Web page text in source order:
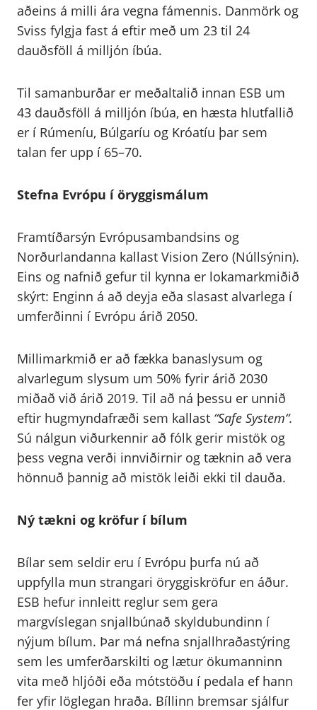
aðeins á milli ára vegna fámennis. Danmörk og
Sviss fylgja fast á eftir með um 23 til 24
dauðsföll á milljón íbúa.
Til samanburðar er meðaltalið innan ESB um
43 dauðsföll á milljón íbúa, en hæsta hlutfallið
er í Rúmeníu, Búlgaríu og Króatíu þar sem
talan fer upp í 65–70.
Stefna Evrópu í öryggismálum
Framtíðarsýn Evrópusambandsins og
Norðurlandanna kallast Vision Zero (Núllsýnin).
Eins og nafnið gefur til kynna er lokamarkmiðið
skýrt: Enginn á að deyja eða slasast alvarlega í
umferðinni í Evrópu árið 2050.
Millimarkmið er að fækka banaslysum og
alvarlegum slysum um 50% fyrir árið 2030
miðað við árið 2019. Til að ná þessu er unnið
eftir hugmyndafræði sem kallast “Safe System“.
Sú nálgun viðurkennir að fólk gerir mistök og
þess vegna verði innviðirnir og tæknin að vera
hönnuð þannig að mistök leiði ekki til dauða.
Ný tækni og kröfur í bílum
Bílar sem seldir eru í Evrópu þurfa nú að
uppfylla mun strangari öryggiskröfur en áður.
ESB hefur innleitt reglur sem gera
margvíslegan snjallbúnað skyldubundinn í
nýjum bílum. Þar má nefna snjallhraðastýring
sem les umferðarskilti og lætur ökumanninn
vita með hljóði eða mótstöðu í pedala ef hann
fer yfir löglegan hraða. Bíllinn bremsar sjálfur